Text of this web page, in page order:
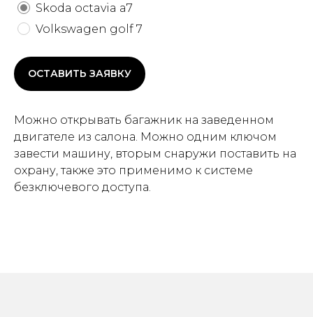
Skoda octavia a7
Volkswagen golf 7
ОСТАВИТЬ ЗАЯВКУ
Можно открывать багажник на заведенном
двигателе из салона. Можно одним ключом
завести машину, вторым снаружи поставить на
охрану, также это применимо к системе
безключевого доступа.